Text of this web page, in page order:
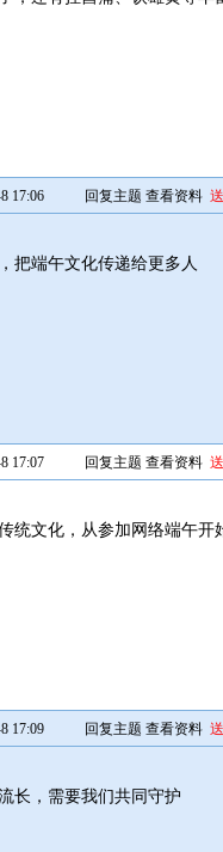
17:06 回复主题 查看资料
把端午文化传递给更多人
17:07 回复主题 查看资料
统文化，从参加网络端午开
17:09 回复主题 查看资料
长，需要我们共同守护